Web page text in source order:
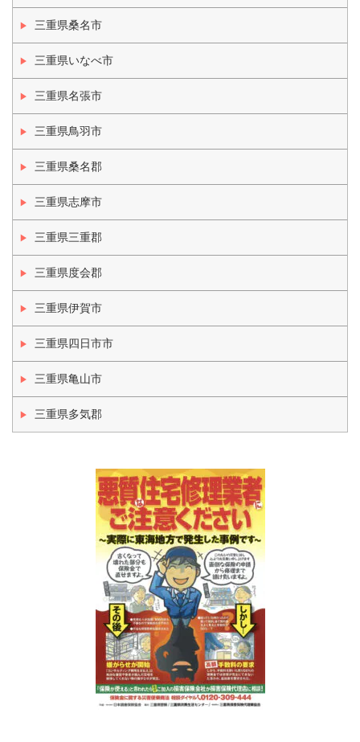
三重県桑名市
三重県いなべ市
三重県名張市
三重県鳥羽市
三重県桑名郡
三重県志摩市
三重県三重郡
三重県度会郡
三重県伊賀市
三重県四日市市
三重県亀山市
三重県多気郡